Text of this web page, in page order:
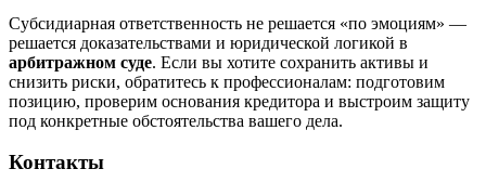
Субсидиарная ответственность не решается «по эмоциям» —
решается доказательствами и юридической логикой в
арбитражном суде. Если вы хотите сохранить активы и
снизить риски, обратитесь к профессионалам: подготовим
позицию, проверим основания кредитора и выстроим защиту
под конкретные обстоятельства вашего дела.
Контакты